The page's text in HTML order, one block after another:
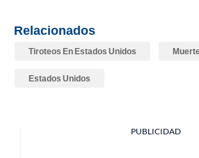
Relacionados
Tiroteos En Estados Unidos
Estados Unidos
PUBLICIDAD